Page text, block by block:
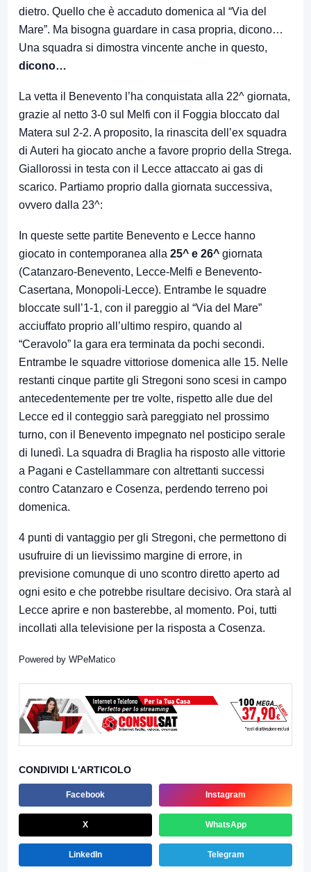
dietro. Quello che è accaduto domenica al “Via del
Mare”. Ma bisogna guardare in casa propria, dicono…
Una squadra si dimostra vincente anche in questo,
dicono…
La vetta il Benevento l’ha conquistata alla 22^ giornata,
grazie al netto 3-0 sul Melfi con il Foggia bloccato dal
Matera sul 2-2. A proposito, la rinascita dell’ex squadra
di Auteri ha giocato anche a favore proprio della Strega.
Giallorossi in testa con il Lecce attaccato ai gas di
scarico. Partiamo proprio dalla giornata successiva,
ovvero dalla 23^:
In queste sette partite Benevento e Lecce hanno
giocato in contemporanea alla 25^ e 26^ giornata
(Catanzaro-Benevento, Lecce-Melfi e Benevento-
Casertana, Monopoli-Lecce). Entrambe le squadre
bloccate sull’1-1, con il pareggio al “Via del Mare”
acciuffato proprio all’ultimo respiro, quando al
“Ceravolo” la gara era terminata da pochi secondi.
Entrambe le squadre vittoriose domenica alle 15. Nelle
restanti cinque partite gli Stregoni sono scesi in campo
antecedentemente per tre volte, rispetto alle due del
Lecce ed il conteggio sarà pareggiato nel prossimo
turno, con il Benevento impegnato nel posticipo serale
di lunedì. La squadra di Braglia ha risposto alle vittorie
a Pagani e Castellammare con altrettanti successi
contro Catanzaro e Cosenza, perdendo terreno poi
domenica.
4 punti di vantaggio per gli Stregoni, che permettono di
usufruire di un lievissimo margine di errore, in
previsione comunque di uno scontro diretto aperto ad
ogni esito e che potrebbe risultare decisivo. Ora starà al
Lecce aprire e non basterebbe, al momento. Poi, tutti
incollati alla televisione per la risposta a Cosenza.
Powered by WPeMatico
CONDIVIDI L'ARTICOLO
Facebook Instagram
X WhatsApp
LinkedIn Telegram